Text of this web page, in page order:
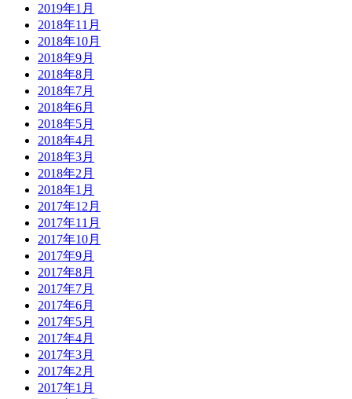
2019年1月
2018年11月
2018年10月
2018年9月
2018年8月
2018年7月
2018年6月
2018年5月
2018年4月
2018年3月
2018年2月
2018年1月
2017年12月
2017年11月
2017年10月
2017年9月
2017年8月
2017年7月
2017年6月
2017年5月
2017年4月
2017年3月
2017年2月
2017年1月